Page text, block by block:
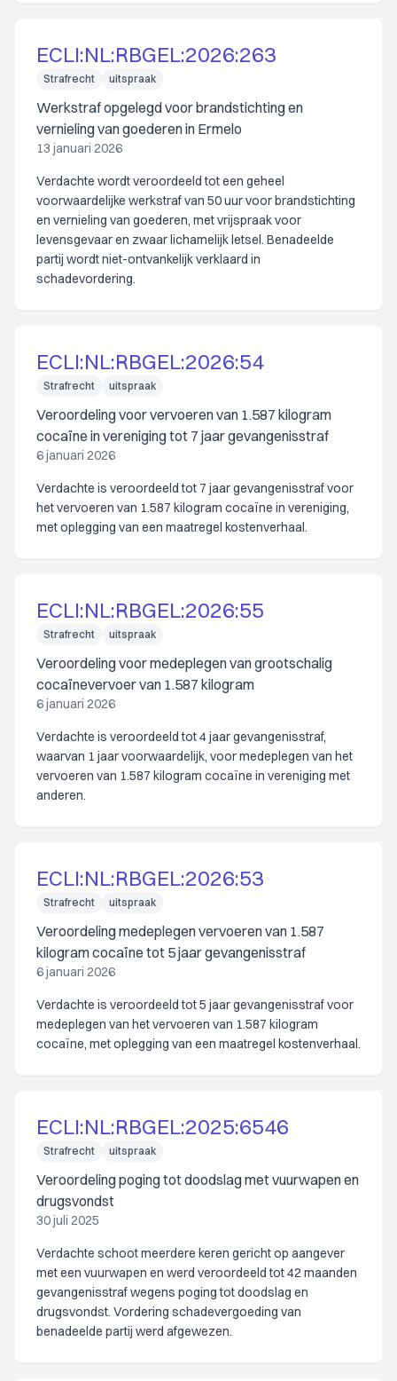
ECLI:NL:RBGEL:2026:263
Strafrecht uitspraak
Werkstraf opgelegd voor brandstichting en
vernieling van goederen in Ermelo
13 januari 2026
Verdachte wordt veroordeeld tot een geheel
voorwaardelijke werkstraf van 50 uur voor brandstichting
en vernieling van goederen, met vrijspraak voor
levensgevaar en zwaar lichamelijk letsel. Benadeelde
partij wordt niet-ontvankelijk verklaard in
schadevordering.
ECLI:NL:RBGEL:2026:54
Strafrecht uitspraak
Veroordeling voor vervoeren van 1.587 kilogram
cocaïne in vereniging tot 7 jaar gevangenisstraf
6 januari 2026
Verdachte is veroordeeld tot 7 jaar gevangenisstraf voor
het vervoeren van 1.587 kilogram cocaïne in vereniging,
met oplegging van een maatregel kostenverhaal.
ECLI:NL:RBGEL:2026:55
Strafrecht uitspraak
Veroordeling voor medeplegen van grootschalig
cocaïnevervoer van 1.587 kilogram
6 januari 2026
Verdachte is veroordeeld tot 4 jaar gevangenisstraf,
waarvan 1 jaar voorwaardelijk, voor medeplegen van het
vervoeren van 1.587 kilogram cocaïne in vereniging met
anderen.
ECLI:NL:RBGEL:2026:53
Strafrecht uitspraak
Veroordeling medeplegen vervoeren van 1.587
kilogram cocaïne tot 5 jaar gevangenisstraf
6 januari 2026
Verdachte is veroordeeld tot 5 jaar gevangenisstraf voor
medeplegen van het vervoeren van 1.587 kilogram
cocaïne, met oplegging van een maatregel kostenverhaal.
ECLI:NL:RBGEL:2025:6546
Strafrecht uitspraak
Veroordeling poging tot doodslag met vuurwapen en
drugsvondst
30 juli 2025
Verdachte schoot meerdere keren gericht op aangever
met een vuurwapen en werd veroordeeld tot 42 maanden
gevangenisstraf wegens poging tot doodslag en
drugsvondst. Vordering schadevergoeding van
benadeelde partij werd afgewezen.